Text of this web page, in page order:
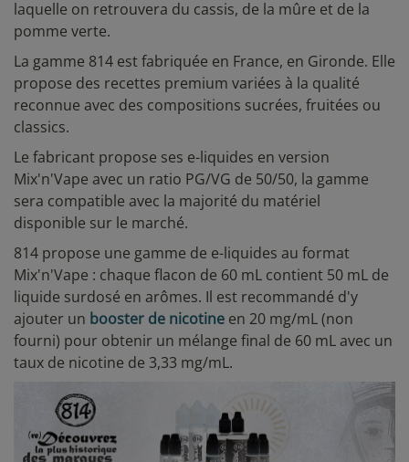
laquelle on retrouvera du cassis, de la mûre et de la
pomme verte.
La gamme 814 est fabriquée en France, en Gironde. Elle
propose des recettes premium variées à la qualité
reconnue avec des compositions sucrées, fruitées ou
classics.
Le fabricant propose ses e-liquides en version
Mix'n'Vape avec un ratio PG/VG de 50/50, la gamme
sera compatible avec la majorité du matériel
disponible sur le marché.
814 propose une gamme de e-liquides au format
Mix'n'Vape : chaque flacon de 60 mL contient 50 mL de
liquide surdosé en arômes. Il est recommandé d'y
ajouter un booster de nicotine en 20 mg/mL (non
fourni) pour obtenir un mélange final de 60 mL avec un
taux de nicotine de 3,33 mg/mL.